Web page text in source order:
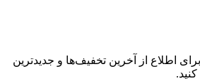
اطلاع از آخرین تخفیف‌ها و جدیدترین